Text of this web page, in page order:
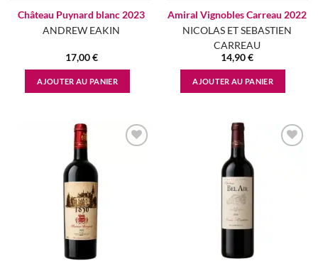
Château Puynard blanc 2023
ANDREW EAKIN
17,00€
AJOUTER AU PANIER
Amiral Vignobles Carreau 2022
NICOLAS ET SEBASTIEN
CARREAU
14,90€
AJOUTER AU PANIER